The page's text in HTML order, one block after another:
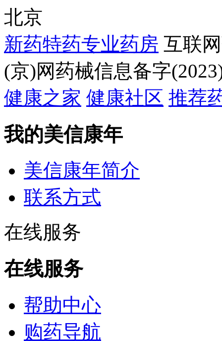
北京
新药特药专业药房 互联
(京)网药械信息备字
健康之家 健康社区 推荐
我的美信康年
美信康年简介
联系方式
在线服务
在线服务
帮助中心
购药导航